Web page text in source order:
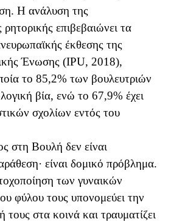
Η ανάλυση της
ρητορικής επιβεβαιώνει τα
έκθεσης της
Ένωσης (IPU, 2018),
το 85,2% των βουλευτριών
βία, ενώ το 67,9% έχει
σχολίων εντός του
στη Βουλή δεν είναι
είναι δομικό πρόβλημα.
των γυναικών
φύλου τους υπονομεύει την
τους στα κοινά και τραυματίζει